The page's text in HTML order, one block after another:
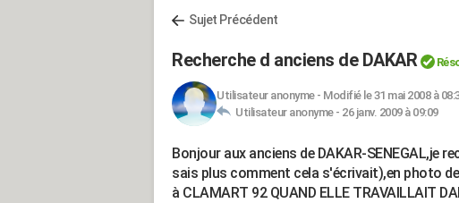
Sujet Précédent
Recherche d anciens de DAKAR
Utilisateur anonyme- Modifié le 31 mai 2008 à
Utilisateur anonyme - 26 janv. 2009 à 09:09
Bonjour aux anciens de DAKAR-SENEGAL,je
sais plus comment cela s'écrivait),en photo
à CLAMART 92 QUAND ELLE TRAVAILLAIT